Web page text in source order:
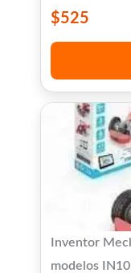
$525
Inventor
modelos